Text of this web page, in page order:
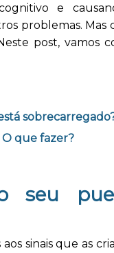
e
problemas. Mas
post, vamos
que fazer?
seu
sinais que as